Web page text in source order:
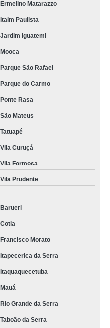
Ermelino Matarazzo
Itaim Paulista
Jardim Iguatemi
Mooca
Parque São Rafael
Parque do Carmo
Ponte Rasa
São Mateus
Tatuapé
Vila Curuçá
Vila Formosa
Vila Prudente
Barueri
Cotia
Francisco Morato
Itapecerica da Serra
Itaquaquecetuba
Mauá
Rio Grande da Serra
Taboão da Serra